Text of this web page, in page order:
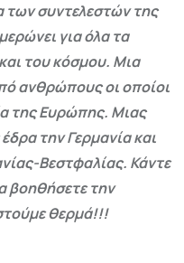
των συντελεστών της
για όλα τα
του κόσμου. Μια
ανθρώπους οι οποίοι
της Ευρώπης. Μιας
την Γερμανία και
Βεστφαλίας. Κάντε
βοηθήσετε την
θερμά!!!